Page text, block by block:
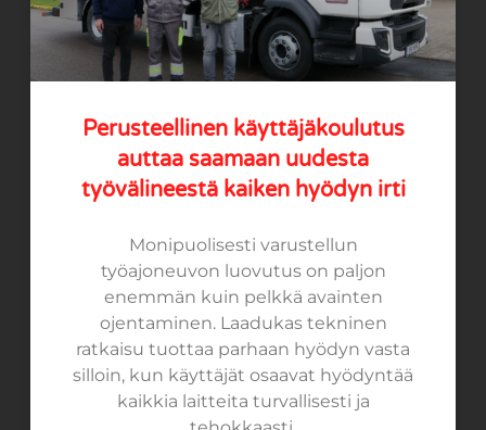
Perusteellinen käyttäjäkoulutus
auttaa saamaan uudesta
työvälineestä kaiken hyödyn irti
Monipuolisesti varustellun
työajoneuvon luovutus on paljon
enemmän kuin pelkkä avainten
ojentaminen. Laadukas tekninen
ratkaisu tuottaa parhaan hyödyn vasta
silloin, kun käyttäjät osaavat hyödyntää
kaikkia laitteita turvallisesti ja